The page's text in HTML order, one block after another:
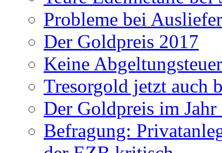
Probleme bei
Der Goldpreis 2017
Keine
Tresorgold jetzt auch
Der Goldpreis im Jahr
Befragung: